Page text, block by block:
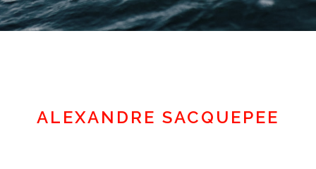
ALEXANDRE SACQUEPEE